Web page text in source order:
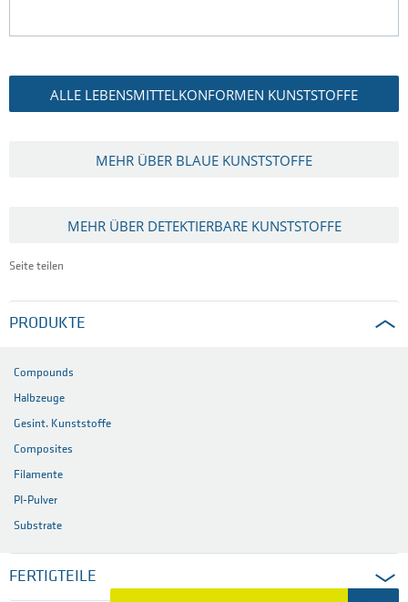
ALLE LEBENSMITTELKONFORMEN KUNSTSTOFFE
MEHR ÜBER BLAUE KUNSTSTOFFE
MEHR ÜBER DETEKTIERBARE KUNSTSTOFFE
Seite teilen
PRODUKTE
Compounds
Halbzeuge
Gesint. Kunststoffe
Composites
Filamente
PI-Pulver
Substrate
FERTIGTEILE